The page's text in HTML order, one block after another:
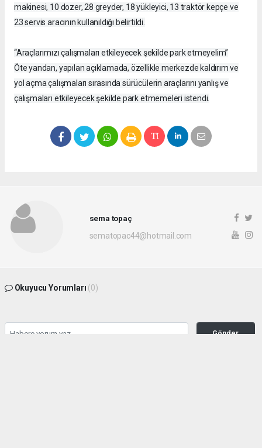
makinesi, 10 dozer, 28 greyder, 18 yükleyici, 13 traktör kepçe ve
23 servis aracının kullanıldığı belirtildi.
“Araçlarımızı çalışmaları etkileyecek şekilde park etmeyelim”
Öte yandan, yapılan açıklamada, özellikle merkezde kaldırım ve
yol açma çalışmaları sırasında sürücülerin araçlarını yanlış ve
çalışmaları etkileyecek şekilde park etmemeleri istendi.
sema topaç
sematopac44@hotmail.com
Okuyucu Yorumları (0)
Gönder